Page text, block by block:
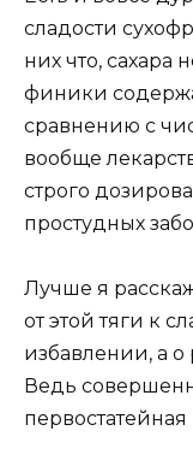
сладости
них что, сахара
финики
сравнению с
вообще
строго
простудных
Лучше я
от этой тяги к
избавлении, а
Ведь